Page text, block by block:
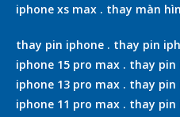
iphone xs max . thay màn
thay pin iphone . thay pin
iphone 15 pro max . thay pin
iphone 13 pro max . thay pin
iphone 11 pro max . thay pin